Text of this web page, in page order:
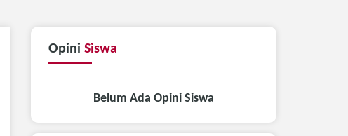
Opini Siswa
Belum Ada Opini Siswa